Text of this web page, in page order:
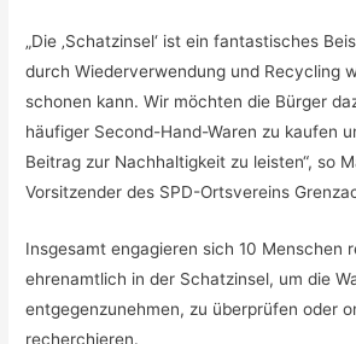
„Die ‚Schatzinsel‘ ist ein fantastisches
durch Wiederverwendung und Recycling
schonen kann. Wir möchten die Bürger
häufiger Second-Hand-Waren zu kaufen
Beitrag zur Nachhaltigkeit zu leisten“, so
Vorsitzender des SPD-Ortsvereins
Insgesamt engagieren sich 10 Menschen
ehrenamtlich in der Schatzinsel, um die
entgegenzunehmen, zu überprüfen oder
recherchieren.